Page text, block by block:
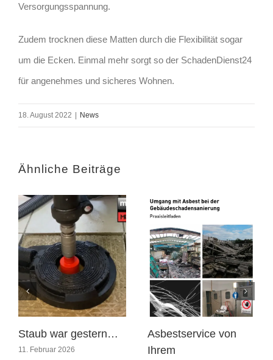
Versorgungsspannung.
Zudem trocknen diese Matten durch die Flexibilität sogar
um die Ecken. Einmal mehr sorgt so der SchadenDienst24
für angenehmes und sicheres Wohnen.
18. August 2022 | News
Ähnliche Beiträge
Staub war gestern…
11. Februar 2026
Asbestservice von
Ihrem